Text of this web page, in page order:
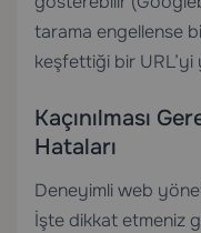
tarama engellense
keşfettiği bir URL’yi
Kaçınılması
Hataları
Deneyimli web
İşte dikkat etmeniz